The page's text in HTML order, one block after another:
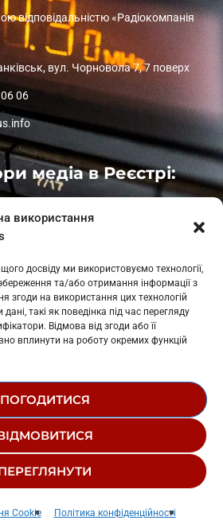
використання
досвіду ми використовуємо технології,
та/або отримання інформації з
згоди на використання цих технологій
такі як поведінка під час перегляду
Відмова від згоди або її
вплинути на роботу окремих функцій
ПОГОДИТИСЯ
Cookie Політика конфіденційності
Полюс
відповідальністю «Радіокомпанія
вул. Чорновола 7, 7 поверх
06
медіа в Реєстрі:
ПОЛЮС»